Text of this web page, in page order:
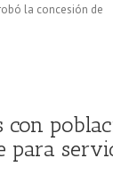
la concesión de
con
para